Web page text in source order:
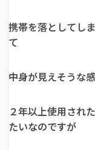
携帯を落としてし
て
中身が見えそうな
２年以上使用され
たいなのですが